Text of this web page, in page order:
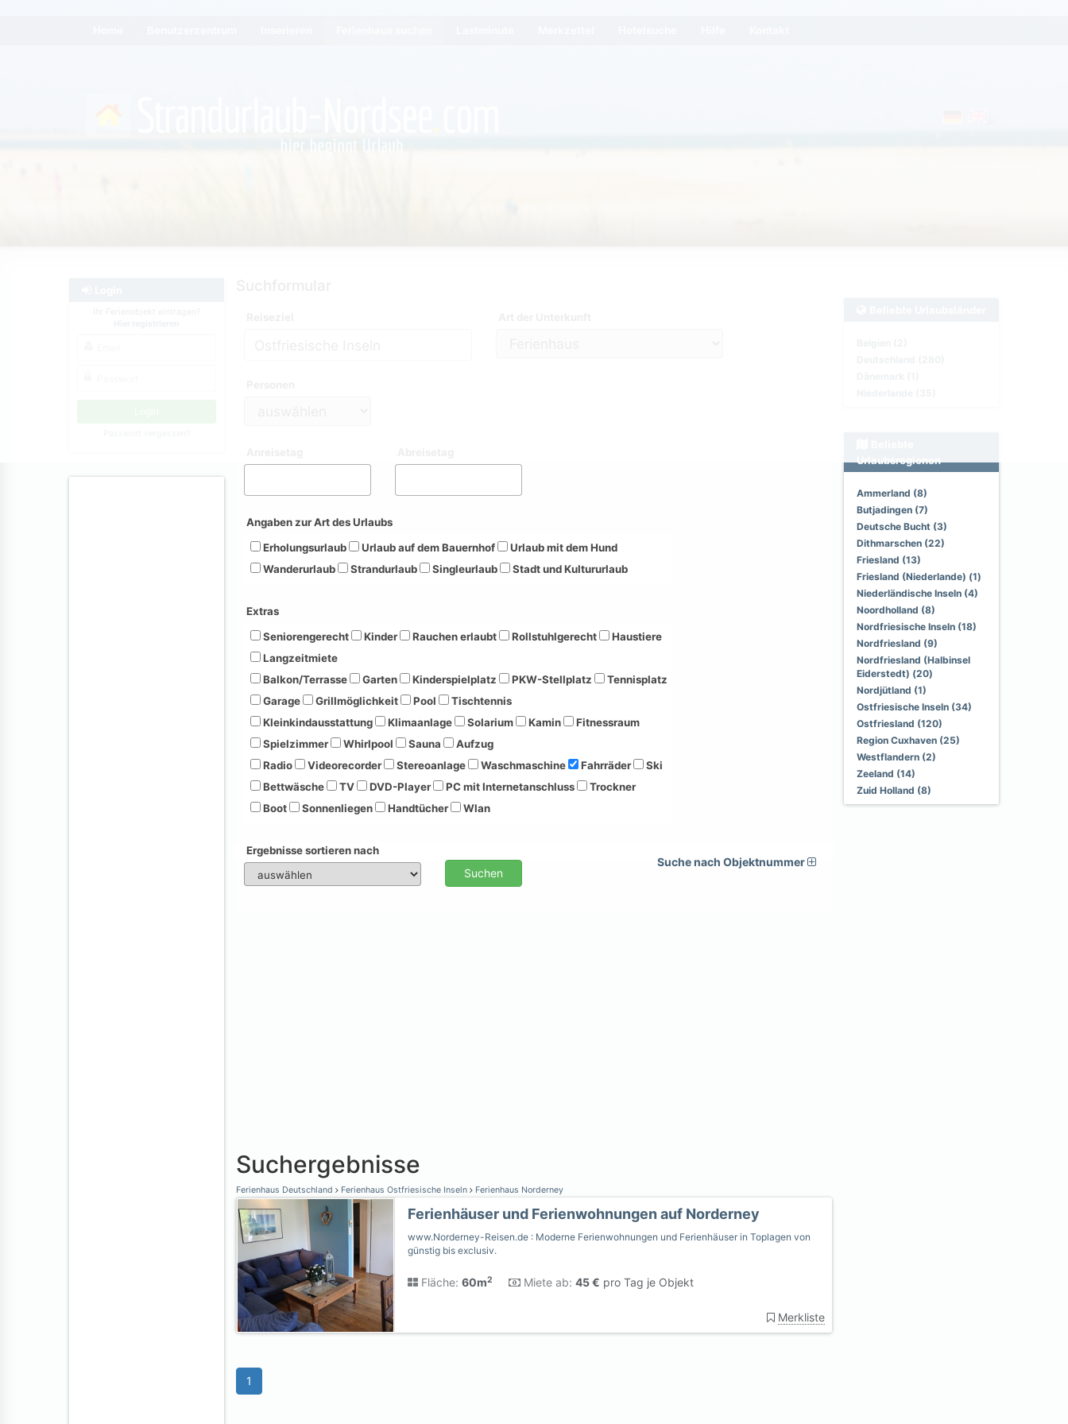
Angaben zur Art des Urlaubs
Erholungsurlaub
Urlaub auf dem Bauernhof
Urlaub mit dem Hund
Wanderurlaub
Strandurlaub Singleurlaub Stadt und Kultururlaub
Extras
Seniorengerecht
Kinder Rauchen erlaubt Rollstuhlgerecht
Haustiere
Langzeitmiete
Balkon/Terrasse
Garten Kinderspielplatz PKW-Stellplatz
Tennisplatz
Garage
Grillmöglichkeit Pool
Tischtennis
Kleinkindausstattung
Klimaanlage Solarium Kamin
Fitnessraum
Spielzimmer
Whirlpool Sauna
Aufzug
Radio
Videorecorder Stereoanlage Waschmaschine Fahrräder
Ski
Bettwäsche
TV DVD-Player PC mit Internetanschluss
Trockner
Boot
Sonnenliegen Handtücher Wlan
Ergebnisse sortieren nach
Suchen
Suche nach Objektnummer
Suchergebnisse
Ferienhaus Deutschland Ferienhaus Ostfriesische Inseln Ferienhaus Norderney
Ferienhäuser und Ferienwohnungen auf Norderney
www.Norderney-Reisen.de : Moderne Ferienwohnungen und Ferienhäuser in Toplagen von
günstig bis exclusiv.
Fläche: 60m2 Miete ab: 45 € pro Tag je Objekt
Merkliste
1
Urlaubsregionen
Ammerland (8)
Butjadingen (7)
Deutsche Bucht (3)
Dithmarschen (22)
Friesland (13)
Friesland (Niederlande) (1)
Niederländische Inseln (4)
Noordholland (8)
Nordfriesische Inseln (18)
Nordfriesland (9)
Nordfriesland (Halbinsel
Eiderstedt) (20)
Nordjütland (1)
Ostfriesische Inseln (34)
Ostfriesland (120)
Region Cuxhaven (25)
Westflandern (2)
Zeeland (14)
Zuid Holland (8)